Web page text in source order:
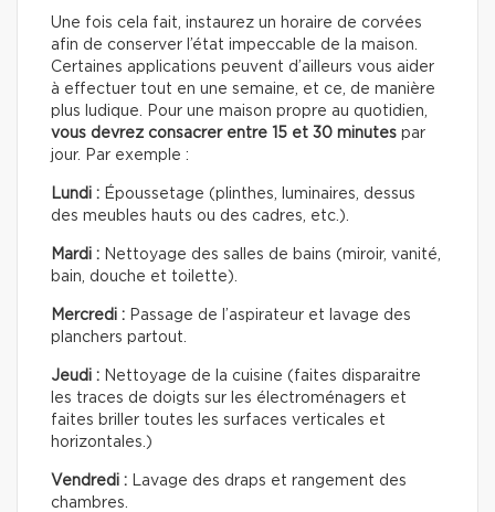
Une fois cela fait, instaurez un horaire de corvées
afin de conserver l’état impeccable de la maison.
Certaines applications peuvent d’ailleurs vous aider
à effectuer tout en une semaine, et ce, de manière
plus ludique. Pour une maison propre au quotidien,
vous devrez consacrer entre 15 et 30 minutes par
jour. Par exemple :
Lundi : Époussetage (plinthes, luminaires, dessus
des meubles hauts ou des cadres, etc.).
Mardi : Nettoyage des salles de bains (miroir, vanité,
bain, douche et toilette).
Mercredi : Passage de l’aspirateur et lavage des
planchers partout.
Jeudi : Nettoyage de la cuisine (faites disparaitre
les traces de doigts sur les électroménagers et
faites briller toutes les surfaces verticales et
horizontales.)
Vendredi : Lavage des draps et rangement des
chambres.